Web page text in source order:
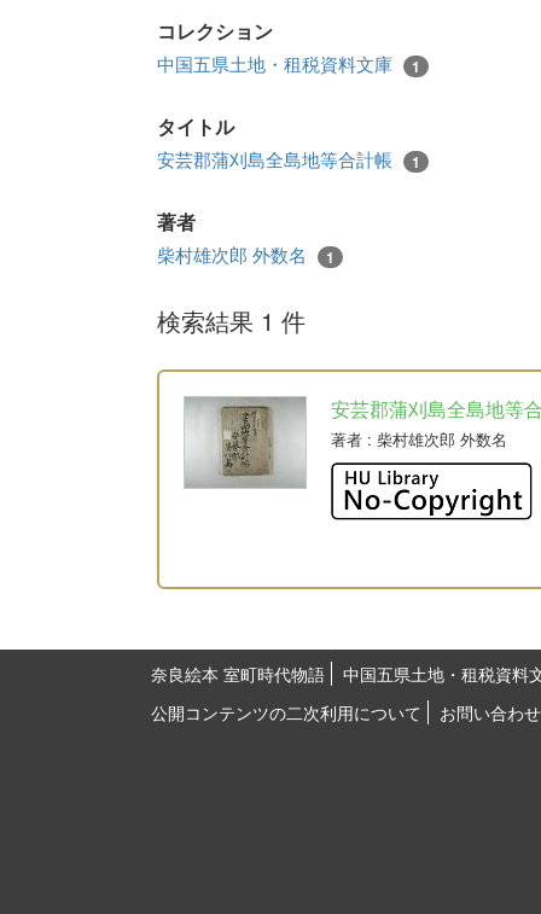
コレクション
中国五県土地・租税資料文庫 1
タイトル
安芸郡蒲刈島全島地等合計帳 1
著者
柴村雄次郎 外数名 1
検索結果 1 件
安芸郡蒲刈島全島地等
著者 : 柴村雄次郎 外数名
奈良絵本 室町時代物語
中国五県土地・租税資料
公開コンテンツの二次利用について
お問い合わせ